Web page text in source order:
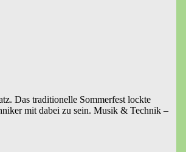
Das traditionelle Sommerfest lockte
mit dabei zu sein. Musik & Technik –